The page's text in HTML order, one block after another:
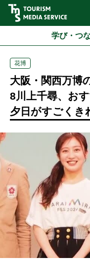
学び・つ
花博
大阪・関西万博
8川上千尋、お
夕日がすごくき